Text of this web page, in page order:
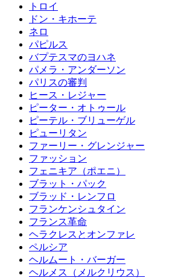
トロイ
ドン・キホーテ
ネロ
パピルス
バプテスマのヨハネ
パメラ・アンダーソン
パリスの審判
ヒース・レジャー
ピーター・オトゥール
ピーテル・ブリューゲル
ピューリタン
ファーリー・グレンジャー
ファッション
フェニキア（ポエニ）
ブラット・パック
ブラッド・レンフロ
フランケンシュタイン
フランス革命
ヘラクレスとオンファレ
ペルシア
ヘルムート・バーガー
ヘルメス（メルクリウス）